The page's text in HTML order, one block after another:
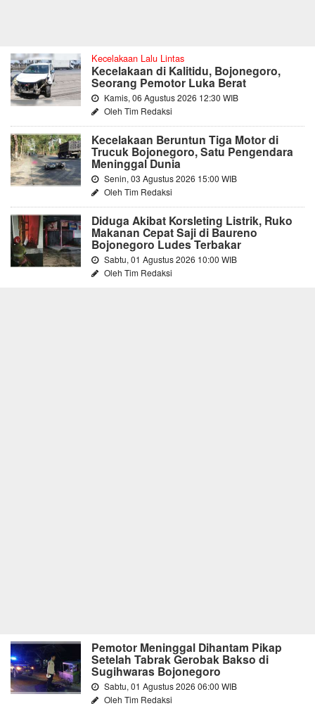
Kecelakaan Lalu Lintas
Kecelakaan di Kalitidu, Bojonegoro,
Seorang Pemotor Luka Berat
Kamis, 06 Agustus 2026 12:30 WIB
Oleh Tim Redaksi
Kecelakaan Beruntun Tiga Motor di
Trucuk Bojonegoro, Satu Pengendara
Meninggal Dunia
Senin, 03 Agustus 2026 15:00 WIB
Oleh Tim Redaksi
Diduga Akibat Korsleting Listrik, Ruko
Makanan Cepat Saji di Baureno
Bojonegoro Ludes Terbakar
Sabtu, 01 Agustus 2026 10:00 WIB
Oleh Tim Redaksi
Pemotor Meninggal Dihantam Pikap
Setelah Tabrak Gerobak Bakso di
Sugihwaras Bojonegoro
Sabtu, 01 Agustus 2026 06:00 WIB
Oleh Tim Redaksi